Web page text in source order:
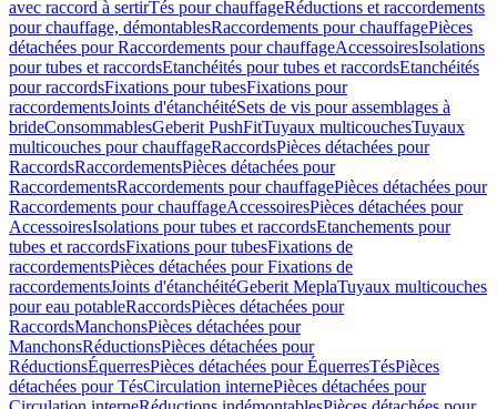
avec raccord à sertirTés pour chauffageRéductions et raccordements
pour chauffage, démontablesRaccordements pour chauffagePièces
détachées pour Raccordements pour chauffageAccessoiresIsolations
pour tubes et raccordsEtanchéités pour tubes et raccordsEtanchéités
pour raccordsFixations pour tubesFixations pour
raccordementsJoints d'étanchéitéSets de vis pour assemblages à
brideConsommablesGeberit PushFitTuyaux multicouchesTuyaux
multicouches pour chauffageRaccordsPièces détachées pour
RaccordsRaccordementsPièces détachées pour
RaccordementsRaccordements pour chauffagePièces détachées pour
Raccordements pour chauffageAccessoiresPièces détachées pour
AccessoiresIsolations pour tubes et raccordsEtanchements pour
tubes et raccordsFixations pour tubesFixations de
raccordementsPièces détachées pour Fixations de
raccordementsJoints d'étanchéitéGeberit MeplaTuyaux multicouches
pour eau potableRaccordsPièces détachées pour
RaccordsManchonsPièces détachées pour
ManchonsRéductionsPièces détachées pour
RéductionsÉquerresPièces détachées pour ÉquerresTésPièces
détachées pour TésCirculation internePièces détachées pour